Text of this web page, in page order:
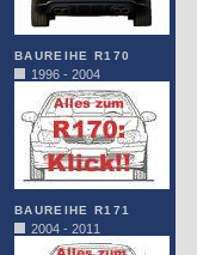
BAUREIHE R170
1996 - 2004
BAUREIHE R171
2004 - 2011